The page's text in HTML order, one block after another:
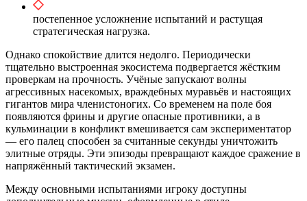
постепенное усложнение испытаний и растущая
стратегическая нагрузка.
Однако спокойствие длится недолго. Периодически
тщательно выстроенная экосистема подвергается жёстким
проверкам на прочность. Учёные запускают волны
агрессивных насекомых, враждебных муравьёв и настоящих
гигантов мира членистоногих. Со временем на поле боя
появляются фрины и другие опасные противники, а в
кульминации в конфликт вмешивается сам экспериментатор
— его палец способен за считанные секунды уничтожить
элитные отряды. Эти эпизоды превращают каждое сражение в
напряжённый тактический экзамен.
Между основными испытаниями игроку доступны